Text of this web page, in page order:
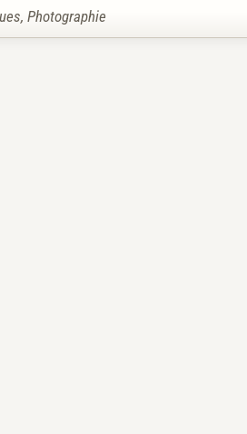
, Photographie